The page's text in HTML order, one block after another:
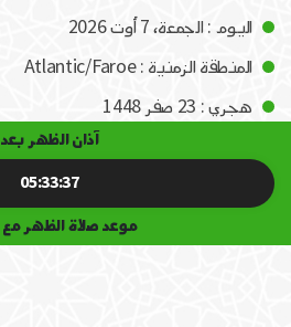
اليوم : الجمعة، 7 أوت 2026
المنطقة الزمنية : Atlantic/Faroe
هجري : 23 صفر 1448
آذان الظهر بعد
05:33:37
موعد صلاة الظهر مع